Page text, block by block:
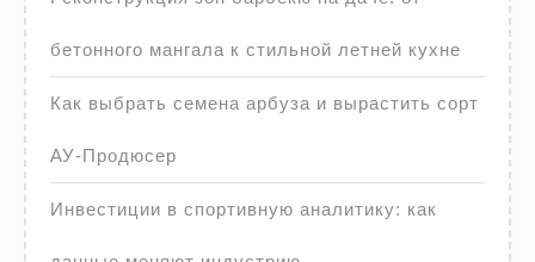
бетонного мангала к стильной летней кухне
Как выбрать семена арбуза и вырастить сорт
АУ-Продюсер
Инвестиции в спортивную аналитику: как